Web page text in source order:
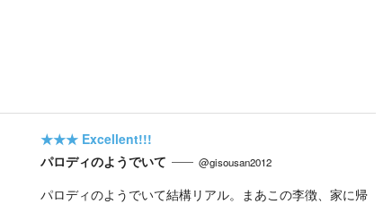
★★★ Excellent!!!
パロディのようでいて
@gisousan2012
パロディのようでいて結構リアル。まあこの李徴、家に帰